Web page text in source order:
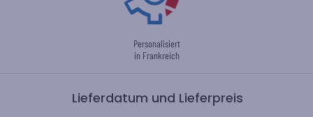
Personalisiert
in Frankreich
Lieferdatum und Lieferpreis